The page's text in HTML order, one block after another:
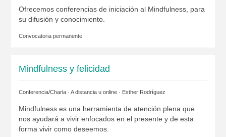
Ofrecemos conferencias de iniciación al Mindfulness, para
su difusión y conocimiento.
Convocatoria permanente
Mindfulness y felicidad
Conferencia/Charla · A distancia u online · Esther Rodríguez
Mindfulness es una herramienta de atención plena que
nos ayudará a vivir enfocados en el presente y de esta
forma vivir como deseemos.